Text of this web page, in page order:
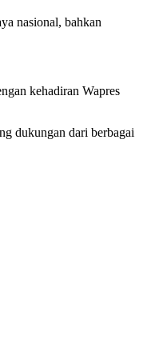
nasional, bahkan
kehadiran Wapres
dukungan dari berbagai